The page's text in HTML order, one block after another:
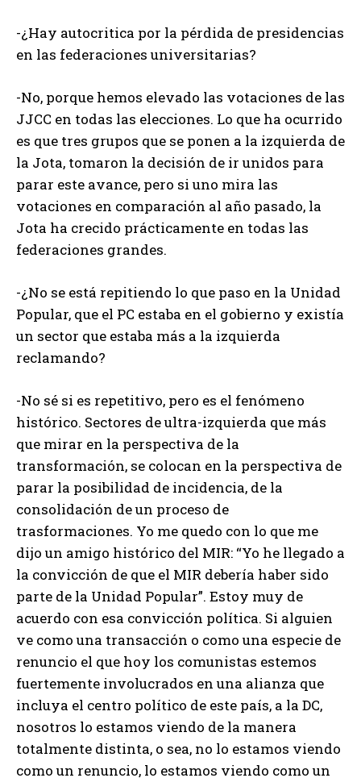
-¿Hay autocritica por la pérdida de presidencias
en las federaciones universitarias?
-No, porque hemos elevado las votaciones de las
JJCC en todas las elecciones. Lo que ha ocurrido
es que tres grupos que se ponen a la izquierda de
la Jota, tomaron la decisión de ir unidos para
parar este avance, pero si uno mira las
votaciones en comparación al año pasado, la
Jota ha crecido prácticamente en todas las
federaciones grandes.
-¿No se está repitiendo lo que paso en la Unidad
Popular, que el PC estaba en el gobierno y existía
un sector que estaba más a la izquierda
reclamando?
-No sé si es repetitivo, pero es el fenómeno
histórico. Sectores de ultra-izquierda que más
que mirar en la perspectiva de la
transformación, se colocan en la perspectiva de
parar la posibilidad de incidencia, de la
consolidación de un proceso de
trasformaciones. Yo me quedo con lo que me
dijo un amigo histórico del MIR: “Yo he llegado a
la convicción de que el MIR debería haber sido
parte de la Unidad Popular”. Estoy muy de
acuerdo con esa convicción política. Si alguien
ve como una transacción o como una especie de
renuncio el que hoy los comunistas estemos
fuertemente involucrados en una alianza que
incluya el centro político de este país, a la DC,
nosotros lo estamos viendo de la manera
totalmente distinta, o sea, no lo estamos viendo
como un renuncio, lo estamos viendo como un